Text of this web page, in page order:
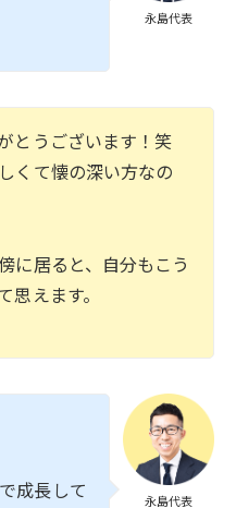
永島代表
とうございます！笑
くて懐の深い方なの
に居ると、自分もこう
思えます。
永島代表
成長して